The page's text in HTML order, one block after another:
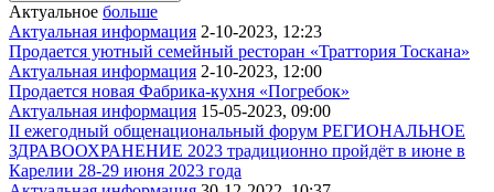
Актуальное больше
Актуальная информация 2-10-2023, 12:23
Продается уютный семейный ресторан «Траттория Тоскана»
Актуальная информация 2-10-2023, 12:00
Продается новая Фабрика-кухня «Погребок»
Актуальная информация 15-05-2023, 09:00
II ежегодный общенациональный форум РЕГИОНАЛЬНОЕ
ЗДРАВООХРАНЕНИЕ 2023 традиционно пройдёт в июне в
Карелии 28-29 июня 2023 года